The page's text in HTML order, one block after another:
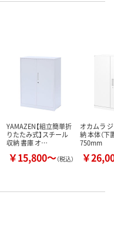
YAMAZEN【組立簡単折
りたたみ式】スチール
収納 書庫 オ…
￥15,800～（税込）
オカムラ
納 本体（下
750mm
￥